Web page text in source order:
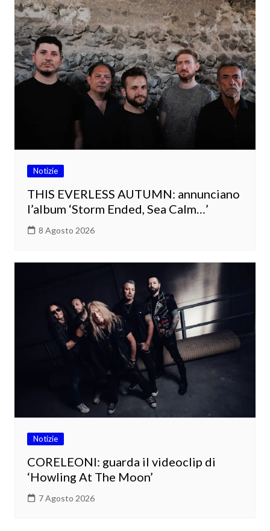
Notizie
THIS EVERLESS AUTUMN: annunciano
l’album ‘Storm Ended, Sea Calm…’
8 Agosto 2026
Notizie
CORELEONI: guarda il videoclip di
‘Howling At The Moon’
7 Agosto 2026